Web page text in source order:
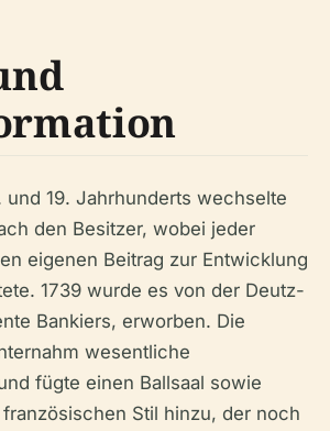
und 19. Jahrhunderts wechselte
den Besitzer, wobei jeder
eigenen Beitrag zur Entwicklung
1739 wurde es von der Deutz-
Bankiers, erworben. Die
wesentliche
fügte einen Ballsaal sowie
Stil hinzu, der noch